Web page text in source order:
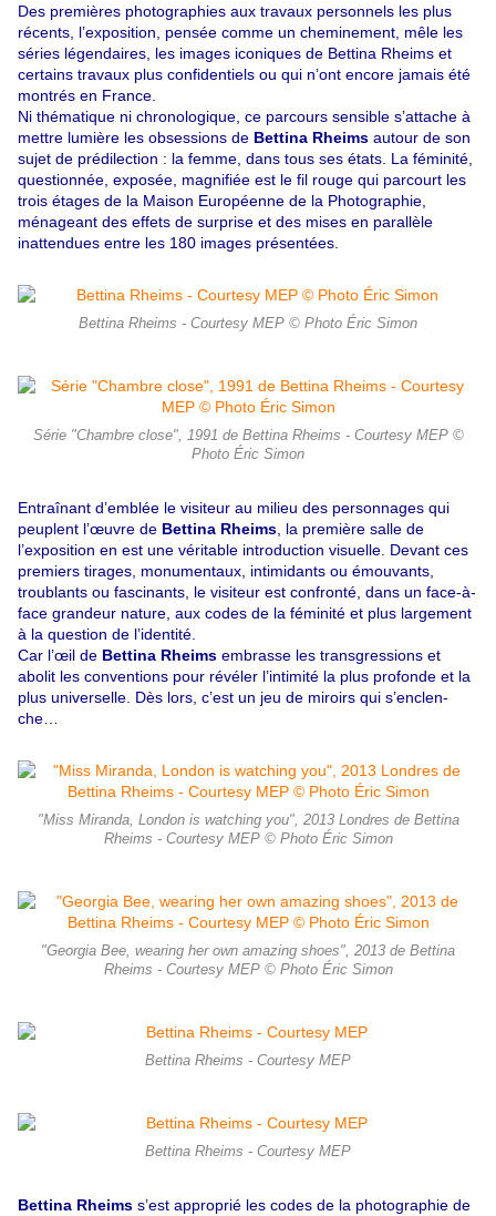
Des premières photographies aux travaux personnels les plus
récents, l’exposition, pensée comme un cheminement, mêle les
séries légendaires, les images iconiques de Bettina Rheims et
certains travaux plus confidentiels ou qui n’ont encore jamais été
montrés en France.
Ni thématique ni chronologique, ce parcours sensible s’attache à
mettre lumière les obsessions de Bettina Rheims autour de son
sujet de prédilection : la femme, dans tous ses états. La féminité,
questionnée, exposée, magnifiée est le fil rouge qui parcourt les
trois étages de la Maison Européenne de la Photographie,
ménageant des effets de surprise et des mises en parallèle
inattendues entre les 180 images présentées.
Bettina Rheims - Courtesy MEP © Photo Éric Simon
Série "Chambre close", 1991 de Bettina Rheims - Courtesy MEP ©
Photo Éric Simon
Entraînant d’emblée le visiteur au milieu des personnages qui
peuplent l’œuvre de Bettina Rheims , la première salle de
l’exposition en est une véritable introduction visuelle. Devant ces
premiers tirages, monumentaux, intimidants ou émouvants,
troublants ou fascinants, le visiteur est confronté, dans un face-à-
face grandeur nature, aux codes de la féminité et plus largement
à la question de l’identité.
Car l’œil de Bettina Rheims embrasse les transgressions et
abolit les conventions pour révéler l’intimité la plus profonde et la
plus universelle. Dès lors, c’est un jeu de miroirs qui s’enclen-
che…
"Miss Miranda, London is watching you", 2013 Londres de Bettina
Rheims - Courtesy MEP © Photo Éric Simon
"Georgia Bee, wearing her own amazing shoes", 2013 de Bettina
Rheims - Courtesy MEP © Photo Éric Simon
Bettina Rheims - Courtesy MEP
Bettina Rheims - Courtesy MEP
Bettina Rheims s’est approprié les codes de la photographie de